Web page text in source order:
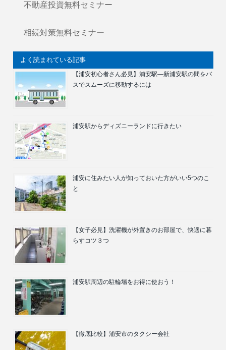
不動産投資無料セミナー
相続対策無料セミナー
よく読まれている記事
【浦安初心者さん必見】浦安駅―新浦安駅の間をバ
スでスムーズに移動するには
浦安駅からディズニーランドに行きたい
浦安に住みたい人が知っておいた方がいい5つのこ
と
【女子必見】洗濯機が外置きのお部屋で、快適に暮
らすコツ３つ
浦安駅周辺の駐輪場をお得に使おう！
【徹底比較】浦安市のタクシー会社